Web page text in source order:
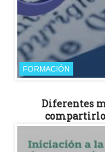
FORMACIÓN
Diferentes